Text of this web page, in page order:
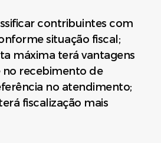
contribuintes com
situação fiscal;
máxima terá vantagens
recebimento de
no atendimento;
fiscalização mais